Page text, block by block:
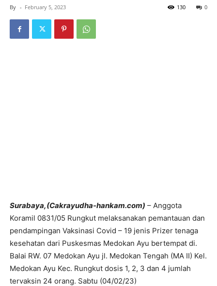
By - February 5, 2023 0
130
Surabaya,(Cakrayudha-hankam.com) – Anggota
Koramil 0831/05 Rungkut melaksanakan pemantauan dan
pendampingan Vaksinasi Covid – 19 jenis Prizer tenaga
kesehatan dari Puskesmas Medokan Ayu bertempat di.
Balai RW. 07 Medokan Ayu jl. Medokan Tengah (MA II) Kel.
Medokan Ayu Kec. Rungkut dosis 1, 2, 3 dan 4 jumlah
tervaksin 24 orang. Sabtu (04/02/23)